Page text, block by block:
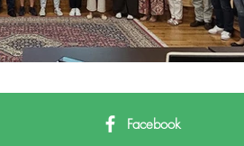
Facebook